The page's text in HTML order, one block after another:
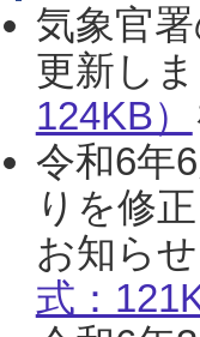
気象官
更新し
124KB）
令和6年
りを修
お知ら
式：